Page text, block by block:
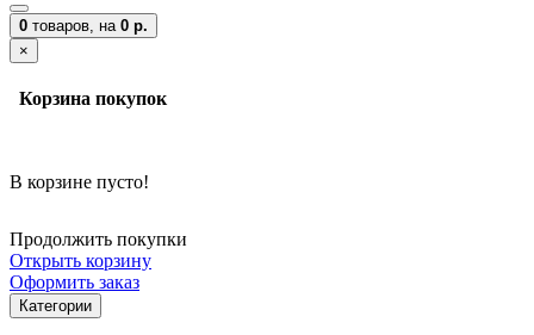
0 товаров, на 0 р.
×
Корзина покупок
В корзине пусто!
Продолжить покупки
Открыть корзину
Оформить заказ
Категории